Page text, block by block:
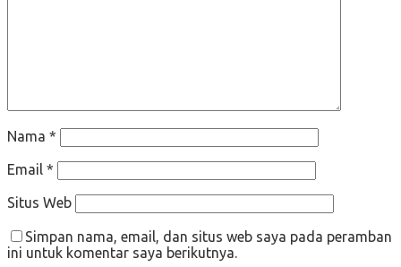
Nama *
Email *
Situs Web
Simpan nama, email, dan situs web saya pada peramban
ini untuk komentar saya berikutnya.